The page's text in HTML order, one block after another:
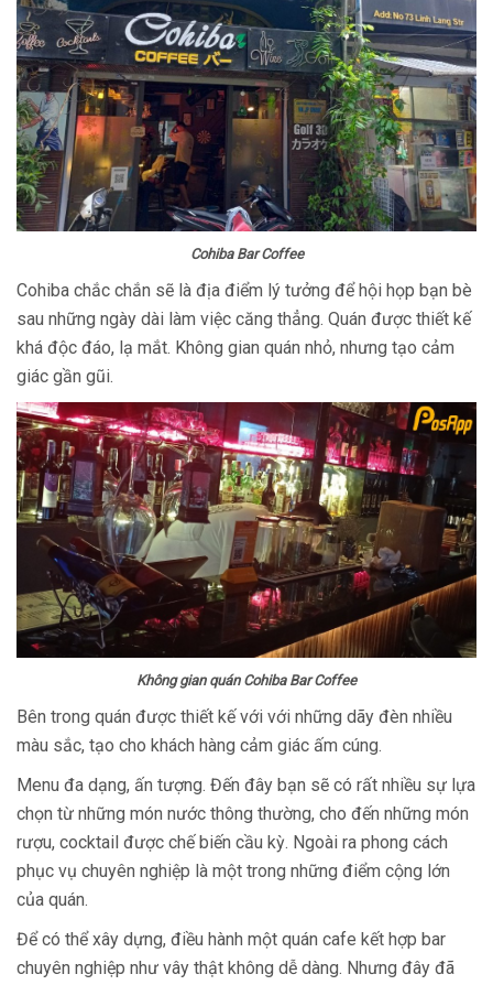
Cohiba Bar Coffee
Cohiba chắc chắn sẽ là địa điểm lý tưởng để hội họp bạn bè
sau những ngày dài làm việc căng thẳng. Quán được thiết kế
khá độc đáo, lạ mắt. Không gian quán nhỏ, nhưng tạo cảm
giác gần gũi.
Không gian quán Cohiba Bar Coffee
Bên trong quán được thiết kế với với những dãy đèn nhiều
màu sắc, tạo cho khách hàng cảm giác ấm cúng.
Menu đa dạng, ấn tượng. Đến đây bạn sẽ có rất nhiều sự lựa
chọn từ những món nước thông thường, cho đến những món
rượu, cocktail được chế biến cầu kỳ. Ngoài ra phong cách
phục vụ chuyên nghiệp là một trong những điểm cộng lớn
của quán.
Để có thể xây dựng, điều hành một quán cafe kết hợp bar
chuyên nghiệp như vây thật không dễ dàng. Nhưng đây đã